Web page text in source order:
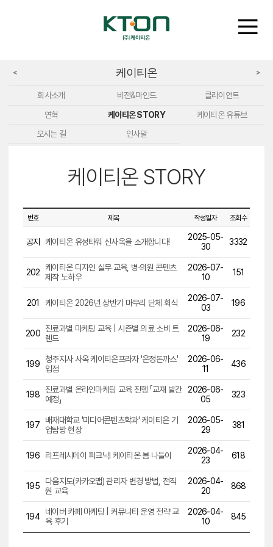
< 케이티온 >
회사소개 비전&마인드
클라이언트
연혁
케이티온 STORY
케이티온 유튜브
오시는 길
인사말
케이티온 STORY
번호 제목 작성일자 조회수
공지 케이티온 유성타워 신사옥을 소개합니다!
2025-05-
30
3332
202
케이티온 디자인 실무 교육, 병·의원 콘텐츠
제작 노하우
2026-07-
10
151
201 케이티온 2026년 상반기 마무리 단체 회식
2026-07-
03
196
200 진료과별 마케팅 교육 | 시즌별 의료 소비 트
렌드
2026-06-
19
232
199
청주지사 사옥 케이티온프라자 '온정돈까스'
입점
2026-06-
11
436
198
진료과별 온라인마케팅 교육 진행 「교재 발간
예정」
2026-06-
05
323
197
배재대학교 '미디어콘텐츠학과' 케이티온 기
업탐방 현장
2026-05-
29
381
196 리프레시데이 피크닉! 케이티온 봄 나들이
2026-04-
23
618
195
다음지도(카카오맵) 관리자 변경 방법, 전직
원 교육
2026-04-
20
868
194
네이버 카페 마케팅 | 커뮤니티 운영 전략 교
육 후기
2026-04-
10
845